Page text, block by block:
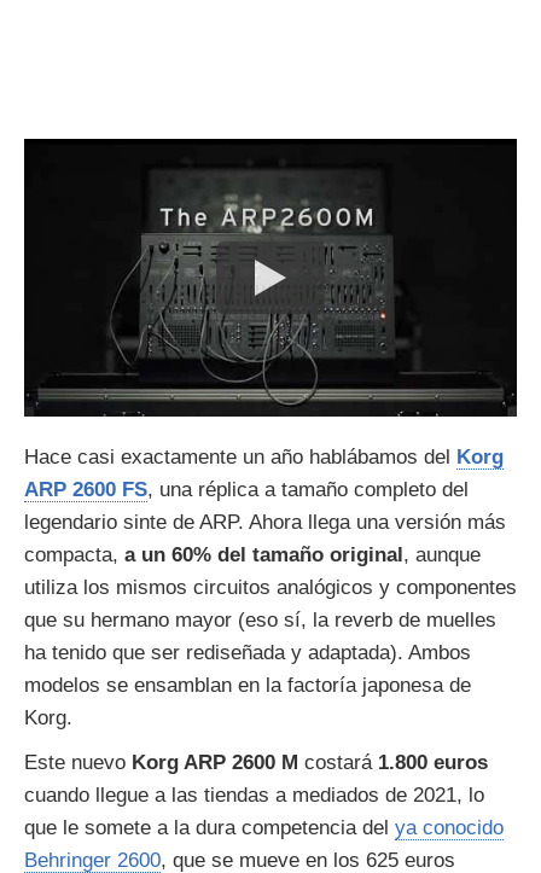
Hace casi exactamente un año hablábamos del Korg
ARP 2600 FS, una réplica a tamaño completo del
legendario sinte de ARP. Ahora llega una versión más
compacta, a un 60% del tamaño original, aunque
utiliza los mismos circuitos analógicos y componentes
que su hermano mayor (eso sí, la reverb de muelles
ha tenido que ser rediseñada y adaptada). Ambos
modelos se ensamblan en la factoría japonesa de
Korg.
Este nuevo Korg ARP 2600 M costará 1.800 euros
cuando llegue a las tiendas a mediados de 2021, lo
que le somete a la dura competencia del ya conocido
Behringer 2600, que se mueve en los 625 euros